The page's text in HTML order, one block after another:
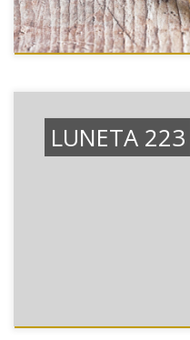
LUNETA 223